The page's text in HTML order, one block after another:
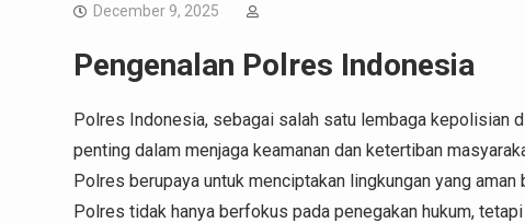
December 9, 2025
Pengenalan Polres Indonesia
Polres Indonesia, sebagai salah satu lembaga kepolisian
penting dalam menjaga keamanan dan ketertiban
Polres berupaya untuk menciptakan lingkungan yang
Polres tidak hanya berfokus pada penegakan hukum,